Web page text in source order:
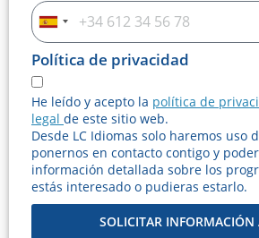
Spain
+34
Política de privacidad
He leído y acepto la política de
legal de este sitio web.
Desde LC Idiomas solo haremos uso
ponernos en contacto contigo y
información detallada sobre los
estás interesado o pudieras estarlo.
SOLICITAR INFORMACIÓN